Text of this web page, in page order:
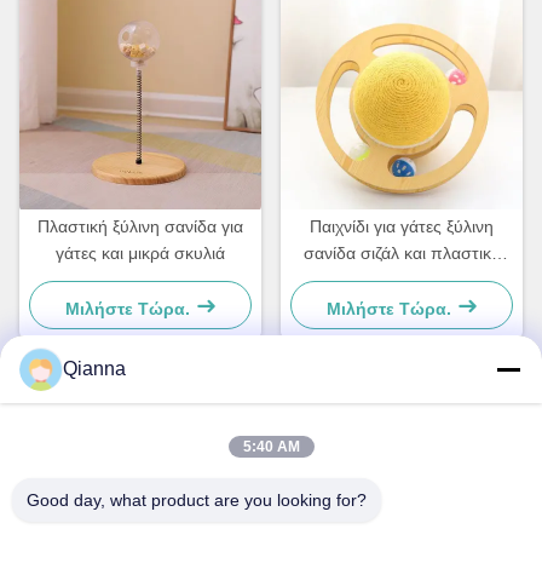
Πλαστική ξύλινη σανίδα για
γάτες και μικρά σκυλιά
Μιλήστε Τώρα.
Παιχνίδι για γάτες ξύλινη
σανίδα σιζάλ και πλαστικό
Για μικρά σκυλιά και γάτες
Απλό και πρακτικό
Μιλήστε Τώρα.
Διεύθυνση
Qianna
5:40 AM
Good day, what product are you looking for?